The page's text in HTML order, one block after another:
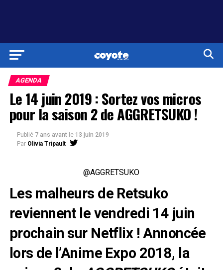
AGENDA
Le 14 juin 2019 : Sortez vos micros
pour la saison 2 de AGGRETSUKO !
Publié 7 ans avant le 13 juin 2019
Par Olivia Tripault
@AGGRETSUKO
Les malheurs de Retsuko
reviennent le vendredi 14 juin
prochain sur Netflix ! Annoncée
lors de l’Anime Expo 2018, la